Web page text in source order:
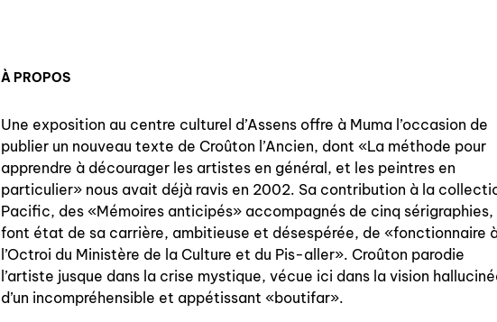
0
catalogue ↓
catalogue complet
à paraître
À PROPOS
Une exposition au centre culturel d’Assens offre à Muma l’occasion de
publier un nouveau texte de Croûton l’Ancien, dont «La méthode pour
apprendre à décourager les artistes en général, et les peintres en
particulier» nous avait déjà ravis en 2002. Sa contribution à la
Pacific, des «Mémoires anticipés» accompagnés de cinq sérigraphies,
font état de sa carrière, ambitieuse et désespérée, de «fonctionnaire
l’Octroi du Ministère de la Culture et du Pis-aller». Croûton parodie
l’artiste jusque dans la crise mystique, vécue ici dans la vision
d’un incompréhensible et appétissant «boutifar».